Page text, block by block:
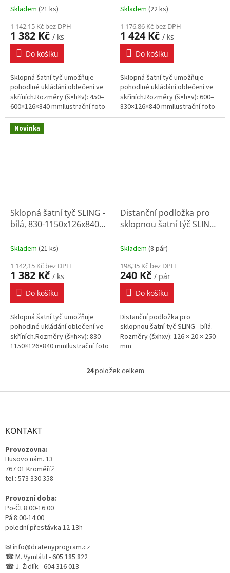
Skladem (21 ks)
1 142,15 Kč bez DPH
1 382 Kč / ks
Do košíku
Sklopná šatní tyč umožňuje
pohodlné ukládání oblečení ve
skříních.Rozměry (š×h×v): 450–
600×126×840 mmIlustrační foto
Skladem (22 ks)
1 176,86 Kč bez DPH
1 424 Kč / ks
Do košíku
Sklopná šatní tyč umožňuje
pohodlné ukládání oblečení ve
skříních.Rozměry (š×h×v): 600–
830×126×840 mmIlustrační foto
Novinka
Sklopná šatní tyč SLING -
bílá, 830-1150x126x840
Skladem (21 ks)
1 142,15 Kč bez DPH
1 382 Kč / ks
Do košíku
Sklopná šatní tyč umožňuje
pohodlné ukládání oblečení ve
skříních.Rozměry (š×h×v): 830–
1150×126×840 mmIlustrační foto
Distanční podložka pro
sklopnou šatní týč SLING
Skladem (8 pár)
198,35 Kč bez DPH
240 Kč / pár
Do košíku
Distanční podložka pro
sklopnou šatní tyč SLING - bílá.
Rozměry (šxhxv): 126 × 20 × 250
mm
O
l
24položek celkem
Z
KONTAKT
Provozovna:
Husovo nám. 13
767 01 Kroměříž
tel.: 573 330 358
Provozní doba:
Po-Čt 8:00-16:00
Pá 8:00-14:00
polední přestávka 12-13h
✉ info@dratenyprogram.cz
☎ M. Vymlátil - 605 185 822
☎ J. Židlík - 604 316 013